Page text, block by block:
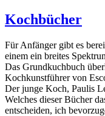
Kochbücher
Für Anfänger gibt es
einem ein breites
Das Grundkuchbuch
Kochkunstführer von
Der junge Koch, Paulis
Welches dieser Bücher
entscheiden, ich